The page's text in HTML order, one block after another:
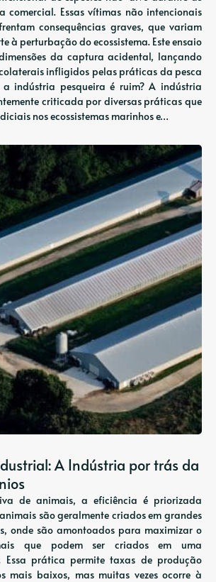
comercial. Essas vítimas não intencionais
consequências graves, que variam
à perturbação do ecossistema. Este ensaio
da captura acidental, lançando
infligidos pelas práticas da pesca
a indústria pesqueira é ruim? A indústria
criticada por diversas práticas que
nos ecossistemas marinhos e…
A Indústria por trás da
de animais, a eficiência é priorizada
são geralmente criados em grandes
onde são amontoados para maximizar o
que podem ser criados em uma
Essa prática permite taxas de produção
mais baixos, mas muitas vezes ocorre à